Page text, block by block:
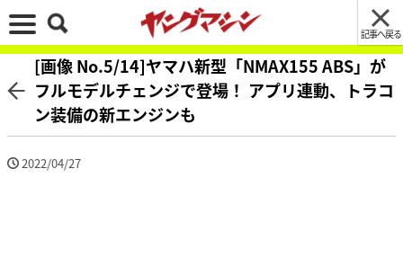
記事へ戻る
[画像 No.5/14]ヤマハ新型「NMAX155 ABS」が
フルモデルチェンジで登場！ アプリ連動、トラコ
ン装備の新エンジンも
2022/04/27